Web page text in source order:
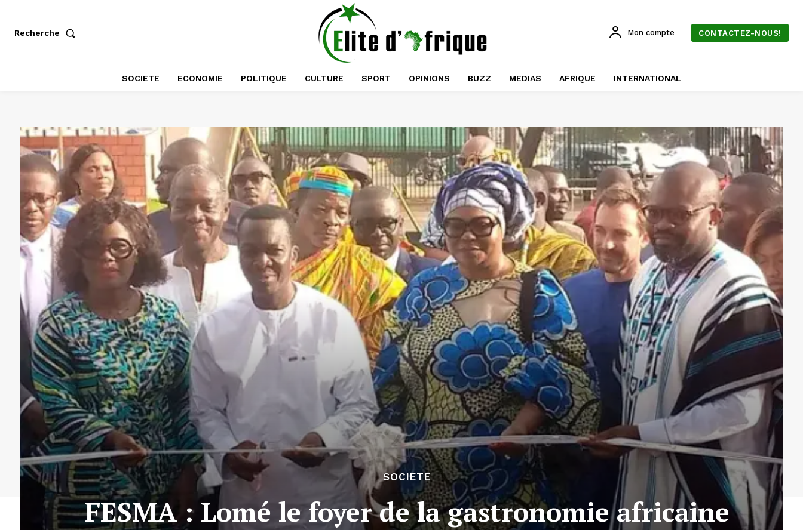
Recherche Mon compte CONTACTEZ-NOUS!
SOCIETE ECONOMIE POLITIQUE CULTURE SPORT OPINIONS BUZZ MEDIAS AFRIQUE INTERNATIONAL
SOCIETE
FESMA : Lomé le foyer de la gastronomie africaine